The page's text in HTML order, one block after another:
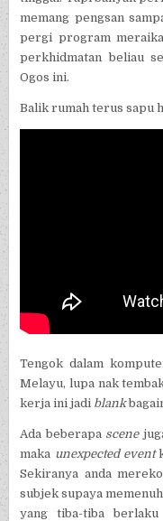
memang pengsan
pergi program
perkhidmatan beliau
Ogos ini.
Balik rumah terus sapu
Tengok dalam
Melayu, lupa nak
kerja ini jadi blank
Ada beberapa scene
maka unexpected event
Sekiranya anda
subjek supaya
yang tiba-tiba